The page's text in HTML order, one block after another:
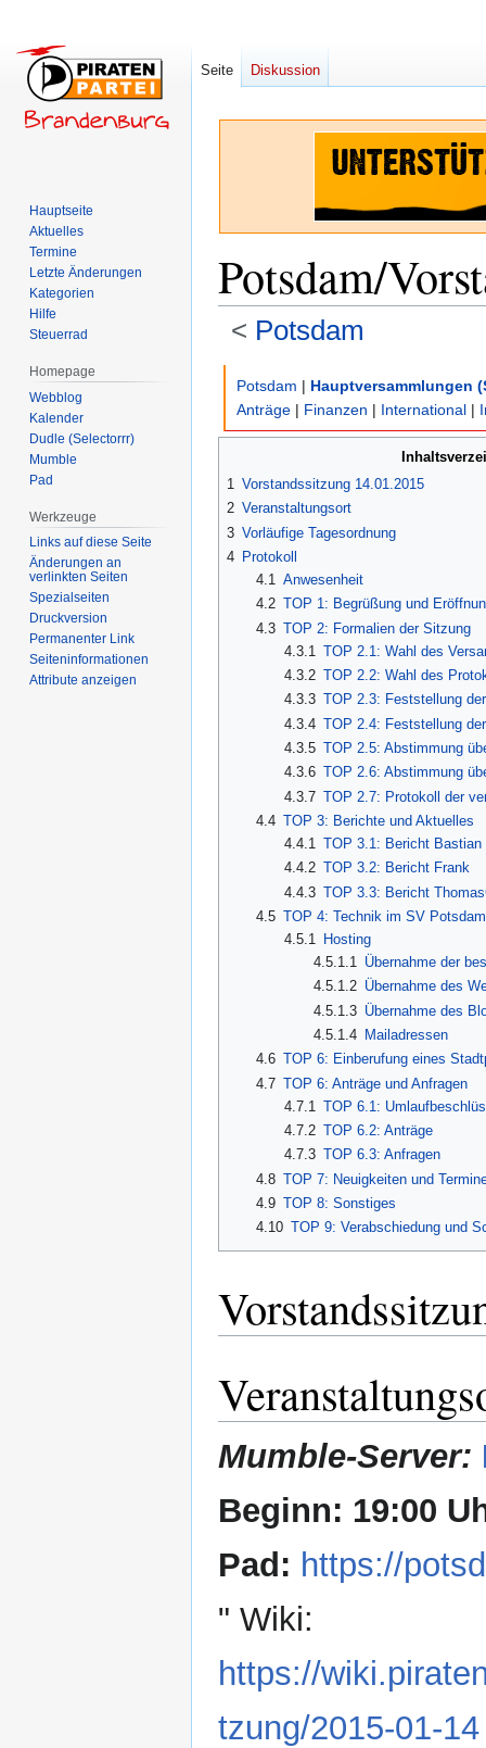
Potsdam/
< Potsdam
springen
springen
Potsdam | Hauptversammlungen
Anträge | Finanzen | International |
1 Vorstandssitzung 14.01.2015
2 Veranstaltungsort
3 Vorläufige Tagesordnung
4 Protokoll
4.1 Anwesenheit
4.2 TOP 1: Begrüßung und
4.3 TOP 2: Formalien der Sitzung
4.3.1
TOP 2.1: Wahl des
4.3.2 TOP 2.2: Wahl des
4.3.3 TOP 2.3: Feststellung
4.3.4 TOP 2.4: Feststellung
4.3.5 TOP 2.5: Abstimmung
4.3.6 TOP 2.6: Abstimmung
4.3.7 TOP 2.7: Protokoll der
4.4 TOP 3: Berichte und Aktuelles
4.4.1 TOP 3.1: Bericht Bastian
4.4.2 TOP 3.2: Bericht Frank
4.4.3 TOP 3.3: Bericht
4.5 TOP 4: Technik im SV Potsdam
4.5.1 Hosting
4.5.1.1 Übernahme der
4.5.1.2 Übernahme des
4.5.1.3 Übernahme des
4.5.1.4
Mailadressen
4.6 TOP 6: Einberufung eines
4.7 TOP 6: Anträge und Anfragen
4.7.1
TOP 6.1:
4.7.2 TOP 6.2: Anträge
4.7.3 TOP 6.3: Anfragen
4.8 TOP 7: Neuigkeiten und
4.9 TOP 8: Sonstiges
4.10 TOP 9: Verabschiedung und
Mumble-Server:
Beginn: 19:00
Pad: https://
" Wiki:
https://
tzung/2015-01-14
Seite Diskussion
Hauptseite
Aktuelles
Termine
Letzte Änderungen
Kategorien
Hilfe
Steuerrad
Homepage
Webblog
Kalender
Dudle (Selectorrr)
Mumble
Pad
Werkzeuge
Links auf diese Seite
Änderungen an
verlinkten Seiten
Spezialseiten
Druckversion
Permanenter Link
Seiten­­informationen
Attribute anzeigen